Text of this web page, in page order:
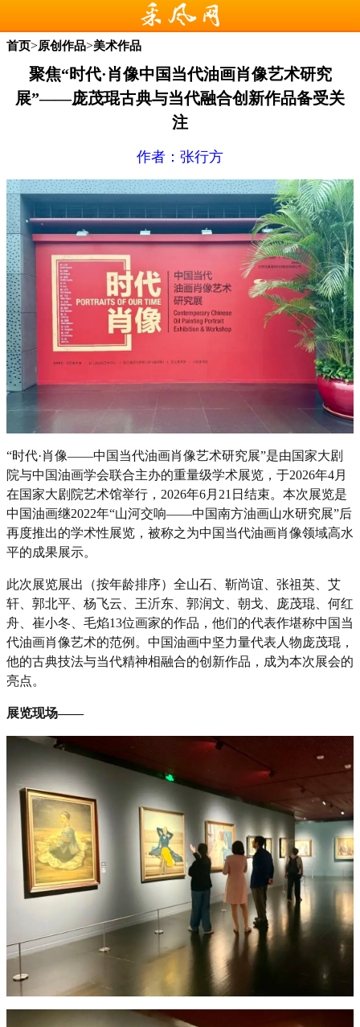
首页>原创作品>美术作品
聚焦“时代·肖像中国当代油画肖像艺术研究
展”——庞茂琨古典与当代融合创新作品备受关
注
作者：张行方
“时代·肖像——中国当代油画肖像艺术研究展”是由国家大剧
院与中国油画学会联合主办的重量级学术展览，于2026年4月
在国家大剧院艺术馆举行，2026年6月21日结束。本次展览是
中国油画继2022年“山河交响——中国南方油画山水研究展”后
再度推出的学术性展览，被称之为中国当代油画肖像领域高水
平的成果展示。
此次展览展出（按年龄排序）全山石、靳尚谊、张祖英、艾
轩、郭北平、杨飞云、王沂东、郭润文、朝戈、庞茂琨、何红
舟、崔小冬、毛焰13位画家的作品，他们的代表作堪称中国当
代油画肖像艺术的范例。中国油画中坚力量代表人物庞茂琨，
他的古典技法与当代精神相融合的创新作品，成为本次展会的
亮点。
展览现场——